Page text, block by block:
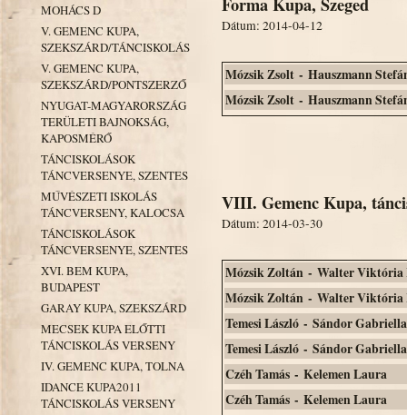
MOHÁCS D
V. GEMENC KUPA,
SZEKSZÁRD/TÁNCISKOLÁS
V. GEMENC KUPA,
SZEKSZÁRD/PONTSZERZŐ
NYUGAT-MAGYARORSZÁG
TERÜLETI BAJNOKSÁG,
KAPOSMÉRŐ
TÁNCISKOLÁSOK
TÁNCVERSENYE, SZENTES
MŰVÉSZETI ISKOLÁS
TÁNCVERSENY, KALOCSA
TÁNCISKOLÁSOK
TÁNCVERSENYE, SZENTES
XVI. BEM KUPA,
BUDAPEST
GARAY KUPA, SZEKSZÁRD
MECSEK KUPA ELŐTTI
TÁNCISKOLÁS VERSENY
IV. GEMENC KUPA, TOLNA
IDANCE KUPA2011
TÁNCISKOLÁS VERSENY
Dátum: 2014-04-12
Mózsik Zsolt - Hauszmann
Mózsik Zsolt - Hauszmann
VIII. Gemenc Kupa,
Dátum: 2014-03-30
Mózsik Zoltán - Walter Viktória
Mózsik Zoltán - Walter Viktória
Temesi László - Sándor Gabriella
Temesi László - Sándor Gabriella
Czéh Tamás - Kelemen Laura
Czéh Tamás - Kelemen Laura